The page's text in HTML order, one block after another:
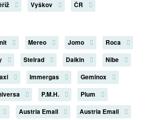
Vyškov ČR
Mereo Jomo
Roca
Stelrad Daikin
Nibe
Immergas
Geminox
P.M.H.
Plum
Austria Email
Austria Email